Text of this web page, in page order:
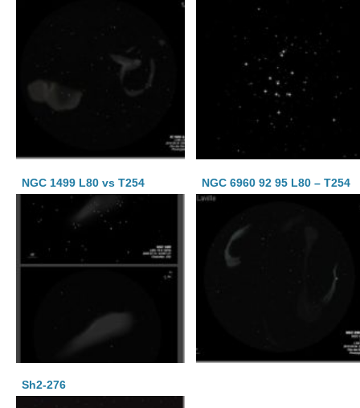
NGC 1499 L80 vs T254 NGC 6960 92 95 L80 – T254
Sh2-276